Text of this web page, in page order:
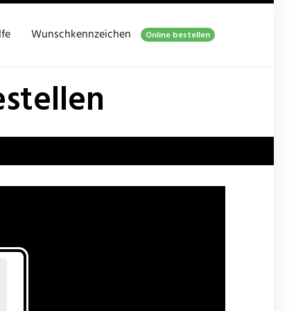
Wunschkennzeichen Online bestellen